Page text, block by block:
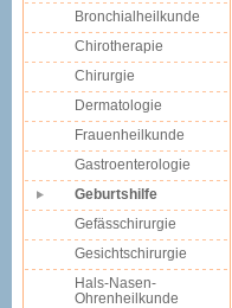
Bronchialheilkunde
Chirotherapie
Chirurgie
Dermatologie
Frauenheilkunde
Gastroenterologie
Geburtshilfe
Gefässchirurgie
Gesichtschirurgie
Hals-Nasen-
Ohrenheilkunde